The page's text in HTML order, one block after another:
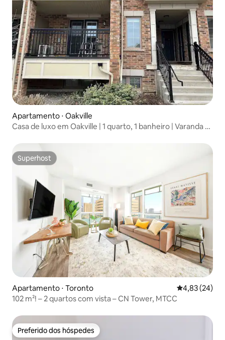
Apartamento ⋅ Oakville
Casa de luxo em Oakville | 1 quarto, 1 banheiro | Varanda +
Superhost
Superhost
Apartamento ⋅ Toronto 4,83 de uma
4,83 (24)
102 m²! – 2 quartos com vista – CN Tower, MTCC
Preferido dos hóspedes
Preferido dos hóspedes